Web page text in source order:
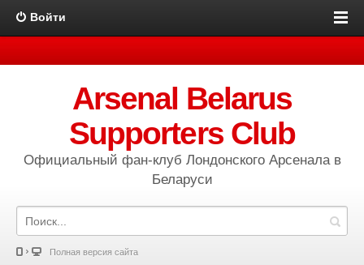
Войти
Arsenal Belarus
Supporters Club
Официальный фан-клуб Лондонского Арсенала в
Беларуси
Полная версия сайта